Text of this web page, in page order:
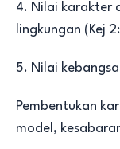
4. Nilai karakter
lingkungan (Kej
5. Nilai
Pembentukan
model,